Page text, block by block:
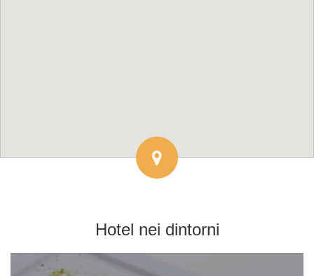
Hotel nei dintorni